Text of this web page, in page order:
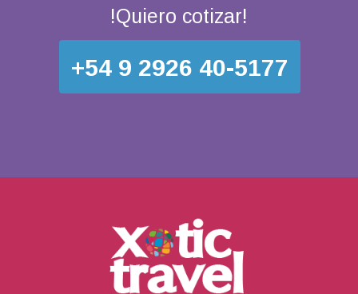
!Quiero cotizar!
+54 9 2926 40-5177